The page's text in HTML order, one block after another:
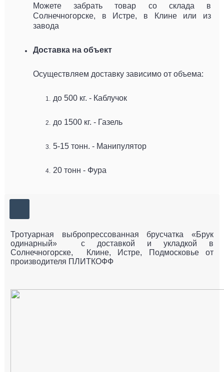
Можете забрать товар со склада в
Солнечногорске, в Истре, в Клине или из
завода
Доставка на объект
Осуществляем доставку зависимо от объема:
до 500 кг. - Каблучок
до 1500 кг. - Газель
5-15 тонн. - Манипулятор
20 тонн - Фура
Тротуарная выбропрессованная брусчатка «Брук
одинарный» с доставкой и укладкой в
Солнечногорске, Клине, Истре, Подмосковье от
производителя ПЛИТКОФФ